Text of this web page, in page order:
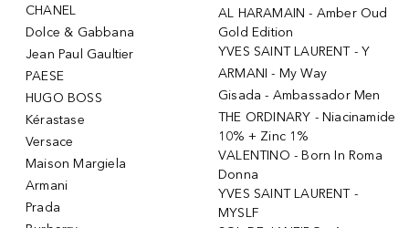
CHANEL
Dolce & Gabbana
Jean Paul Gaultier
PAESE
HUGO BOSS
Kérastase
Versace
Maison Margiela
Armani
Prada
AL HARAMAIN - Amber Oud
Gold Edition
YVES SAINT LAURENT - Y
ARMANI - My Way
Gisada - Ambassador Men
THE ORDINARY - Niacinamide
10% + Zinc 1%
VALENTINO - Born In Roma
Donna
YVES SAINT LAURENT -
MYSLF